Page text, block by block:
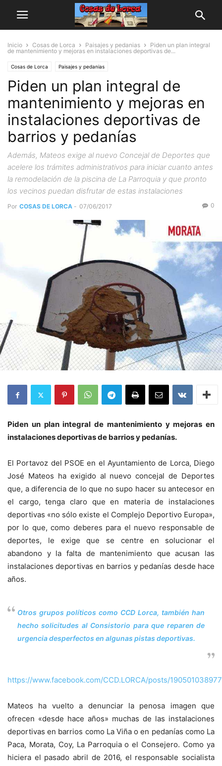
Inicio Cosas de Lorca Paisajes y pedanias
Piden un plan integral
de mantenimiento y mejoras en instalaciones deportivas de...
Cosas de Lorca Paisajes y pedanias
Piden un plan integral de
mantenimiento y mejoras en
instalaciones deportivas de
barrios y pedanías
Además, Mateos exige al nuevo Concejal de Deportes que
acelere los trámites administrativos para iniciar cuanto antes
la remodelación de la piscina de La Parroquia y que pronto
los vecinos puedan disfrutar de estas instalaciones
Por COSAS DE LORCA - 07/06/2017 0
Piden un plan integral de mantenimiento y mejoras en
instalaciones deportivas de barrios y pedanías.
El Portavoz del PSOE en el Ayuntamiento de Lorca, Diego
José Mateos ha exigido al nuevo concejal de Deportes
que, a diferencia de lo que no supo hacer su antecesor en
el cargo, tenga claro que en materia de instalaciones
deportivas «no sólo existe el Complejo Deportivo Europa»,
por lo que, como deberes para el nuevo responsable de
deportes, le exige que se centre en solucionar el
abandono y la falta de mantenimiento que acusan las
instalaciones deportivas en barrios y pedanías desde hace
años.
Otros grupos políticos como CCD Lorca, también han
hecho solicitudes al Consistorio para que reparen de
urgencia desperfectos en algunas pistas deportivas.
https://www.facebook.com/CCD.LORCA/posts/
Mateos ha vuelto a denunciar la penosa imagen que
ofrecen «desde hace años» muchas de las instalaciones
deportivas en barrios como La Viña o en pedanías como La
Paca, Morata, Coy, La Parroquia o el Consejero. Como ya
hiciera el pasado abril de 2016, el responsable socialista